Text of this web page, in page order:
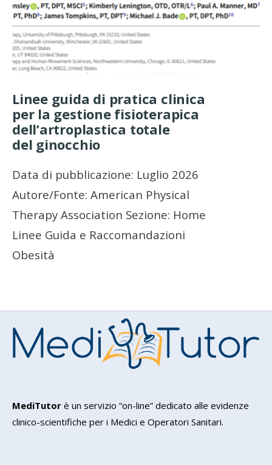
Linee guida di pratica clinica
per la gestione fisioterapica
dell’artroplastica totale
del ginocchio
Data di pubblicazione: Luglio 2026
Autore/Fonte: American Physical
Therapy Association Sezione: Home
Linee Guida e Raccomandazioni
Obesità
MediTutor è un servizio “on-line” dedicato alle evidenze
clinico-scientifiche per i Medici e Operatori Sanitari.